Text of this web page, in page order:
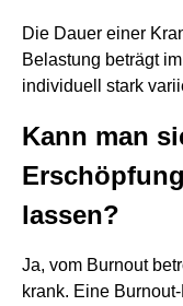
Die Dauer einer
Belastung beträgt
individuell stark
Kann man
lassen?
Ja, vom Burnout
krank. Eine